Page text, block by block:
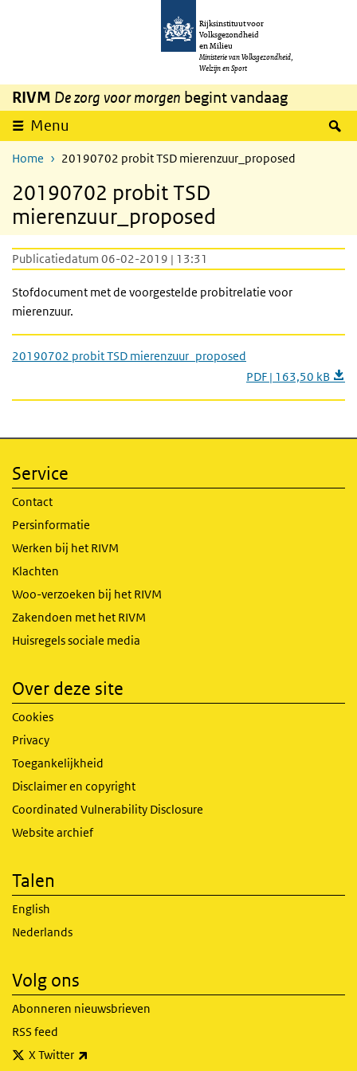
Overslaan en naar de inhoud gaan
Rijksinstituut voor
Volksgezondheid
en Milieu
Ministerie van Volksgezondheid,
Welzijn en Sport
RIVM De zorg voor morgen begint vandaag
Menu
Home 20190702 probit TSD mierenzuur_proposed
20190702 probit TSD
mierenzuur_proposed
Publicatiedatum 06-02-2019 | 13:31
Stofdocument met de voorgestelde probitrelatie voor
mierenzuur.
20190702 probit TSD mierenzuur_proposed
PDF | 163,50 kB
Service
Contact
Persinformatie
Werken bij het RIVM
Klachten
Woo-verzoeken bij het RIVM
Zakendoen met het RIVM
Huisregels sociale media
Over deze site
Cookies
Privacy
Toegankelijkheid
Disclaimer en copyright
Coordinated Vulnerability Disclosure
Website archief
Talen
English
Nederlands
Volg ons
Abonneren nieuwsbrieven
RSS feed
X Twitter